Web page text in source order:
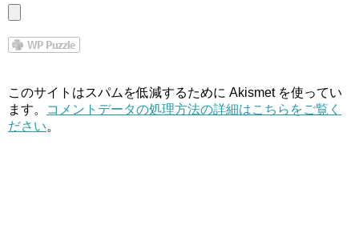
このサイトはスパムを低減するために Akismet を使ってい
ます。
コメントデータの処理方法の詳細はこちらをご覧く
ださい。